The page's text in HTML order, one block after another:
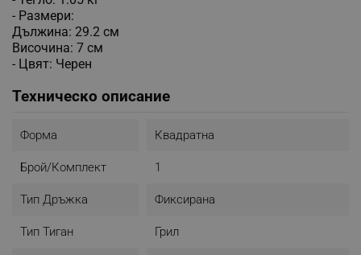
- Размери:
Дължина: 29.2 см
Височина: 7 см
- Цвят: Черен
Техническо описание
Форма Квадратна
Брой/комплект 1
Тип Дръжка Фиксирана
Тип Тиган Грил